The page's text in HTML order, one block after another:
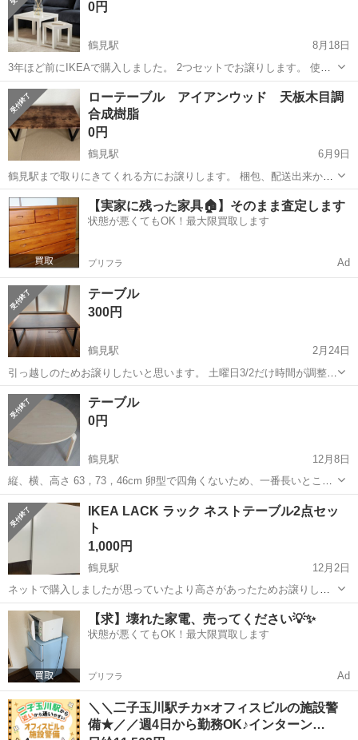
0円
鶴見駅
8月18日
3年ほど前にIKEAで購入しました。 2つセットでお譲りします。 使用
感が見られます。 解体して段ボールなどに入れてお持ちしようと思い
ますが、それでも大きいため、 できるだけ近くに来ていただける方に
お譲りできればと思います。...
神奈川 横浜市 テーブル IKEA
ローテーブル アイアンウッド 天板木目調
合成樹脂
0円
鶴見駅
6月9日
鶴見駅まで取りにきてくれる方にお譲りします。 梱包、配送出来かね
ます。よろしくお願いします。 幅 90センチ 奥行45センチ 高さ32セ
ンチ
神奈川 横浜市 鶴見駅 テーブル アイアンウッド
【実家に残った家具🏠】そのまま査定します
状態が悪くてもOK！最大限買取します
プリフラ Ad
テーブル
300円
鶴見駅
2月24日
引っ越しのためお譲りしたいと思います。 土曜日3/2だけ時間が調整出
来ますのでご了承ください。
神奈川 横浜市 鶴見駅
テーブル
0円
鶴見駅
12月8日
縦、横、高さ 63，73，46cm 卵型で四角くないため、一番長いところ
を計測しています。
神奈川 横浜市 テーブル
IKEA LACK ラック ネストテーブル2点セッ
ト
1,000円
鶴見駅
12月2日
ネットで購入しましたが思っていたより高さがあったためお譲りしま
す。 使用したのは1か月未満です。傷等もなく状態としては新品と変
わらずきれいな状態です。 組み立て済みになります。
https://www.ikea.c...
神奈川 横浜市 鶴見駅 テーブル ネストテーブル
【求】壊れた家電、売ってください💡✨
状態が悪くてもOK！最大限買取します
プリフラ Ad
＼＼二子玉川駅チカ×オフィスビルの施設警
備★／／週4日から勤務OK♪インターン…